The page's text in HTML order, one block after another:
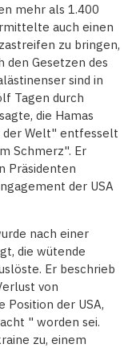
mehr als 1.400
auch einen
zu bringen,
den Gesetzen des
sind in
Tagen durch
die Hamas
der Welt" entfesselt
Schmerz". Er
Präsidenten
der USA
nach einer
die wütende
Er beschrieb
von
der USA,
" worden sei.
zu, einem